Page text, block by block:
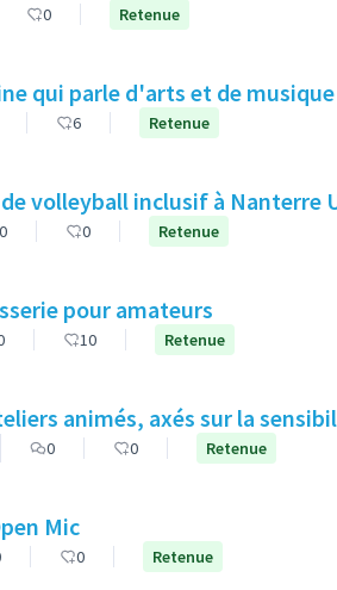
0 Retenue
qui parle d'arts et de musique
6 Retenue
volleyball inclusif à Nanterre
0 0 Retenue
pour amateurs
10 Retenue
animés, axés sur la
0 0 Retenue
Mic
0 Retenue